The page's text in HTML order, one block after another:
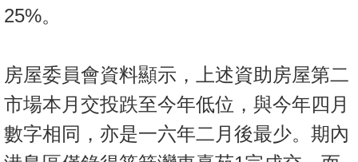
置
手
冊
關
於
25%。
房屋委員會資料顯示，上述資助房屋第二
市場本月交投跌至今年低位，與今年四月
數字相同，亦是一六年二月後最少。期內